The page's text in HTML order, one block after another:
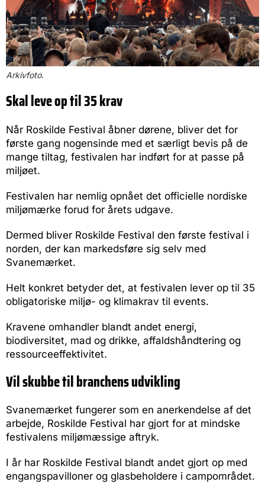
Arkivfoto.
Skal leve op til 35 krav
Når Roskilde Festival åbner dørene, bliver det for
første gang nogensinde med et særligt bevis på de
mange tiltag, festivalen har indført for at passe på
miljøet.
Festivalen har nemlig opnået det officielle nordiske
miljømærke forud for årets udgave.
Dermed bliver Roskilde Festival den første festival i
norden, der kan markedsføre sig selv med
Svanemærket.
Helt konkret betyder det, at festivalen lever op til 35
obligatoriske miljø- og klimakrav til events.
Kravene omhandler blandt andet energi,
biodiversitet, mad og drikke, affaldshåndtering og
ressourceeffektivitet.
Vil skubbe til branchens udvikling
Svanemærket fungerer som en anerkendelse af det
arbejde, Roskilde Festival har gjort for at mindske
festivalens miljømæssige aftryk.
I år har Roskilde Festival blandt andet gjort op med
engangspavilloner og glasbeholdere i campområdet.